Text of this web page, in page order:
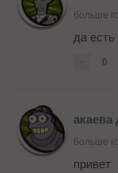
больше
да
0
больше
привет